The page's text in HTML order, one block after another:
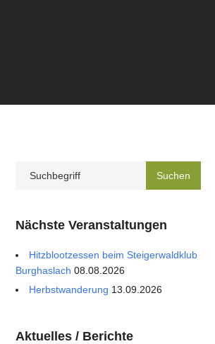
Nächste Veranstaltungen
Hitzblootzessen beim Steigerwaldklub
Burghaslach 08.08.2026
Herbstwanderung 13.09.2026
Aktuelles / Berichte